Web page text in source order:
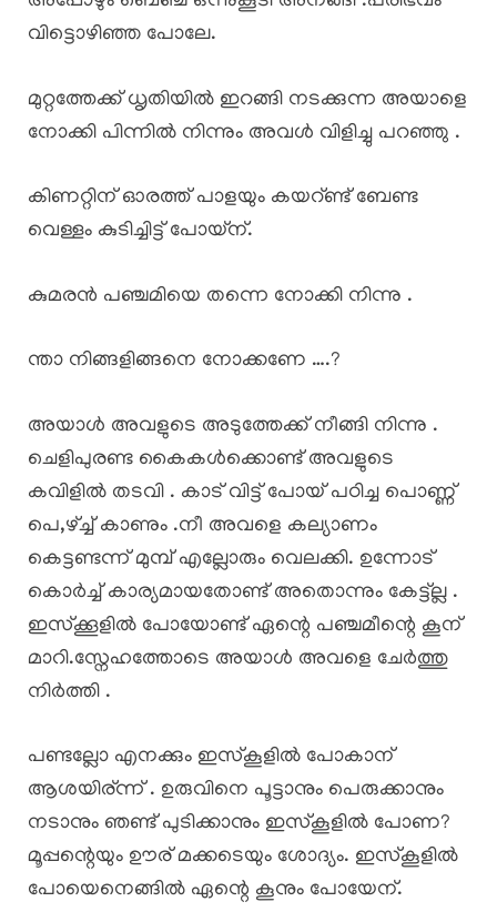
വിട്ടൊഴിഞ്ഞ പോലേ.
മുറ്റത്തേക്ക് ധൃതിയിൽ ഇറങ്ങി നടക്കുന്ന അയാളെ
നോക്കി പിന്നിൽ നിന്നും അവൾ വിളിച്ചു പറഞ്ഞു .
കിണറ്റിന് ഓരത്ത് പാളയും കയറ്ണ്ട് ബേണ്ട
വെള്ളം കുടിച്ചിട്ട് പോയ്ന്.
കുമരൻ പഞ്ചമിയെ തന്നെ നോക്കി നിന്നു .
ന്താ നിങ്ങളിങ്ങനെ നോക്കണേ ….?
അയാൾ അവളുടെ അടുത്തേക്ക് നീങ്ങി നിന്നു .
ചെളിപുരണ്ട കൈകൾക്കൊണ്ട് അവളുടെ
കവിളിൽ തടവി . കാട് വിട്ട് പോയ് പഠിച്ച പൊണ്ണ്
പെ,ഴ്ച്ച് കാണും .നീ അവളെ കല്യാണം
കെട്ടണ്ടന്ന് മുമ്പ് എല്ലോരും വെലക്കി. ഉന്നോട്
കൊർച്ച് കാര്യമായതോണ്ട് അതൊന്നും കേട്ട്ല്ല .
ഇസ്ക്കൂളിൽ പോയോണ്ട് ഏന്റെ പഞ്ചമീന്റെ കൂന്
മാറി.സ്നേഹത്തോടെ അയാൾ അവളെ ചേർത്തു
നിർത്തി .
പണ്ടല്ലോ എനക്കും ഇസ്‌കൂളിൽ പോകാന്
ആശയിര്ന്ന് . ഉരുവിനെ പൂട്ടാനും പെരുക്കാനും
നടാനും ഞണ്ട് പുടിക്കാനും ഇസ്‌കൂളിൽ പോണ?
മൂപ്പന്റെയും ഊര് മക്കടെയും ശോദ്യം. ഇസ്‌കൂളിൽ
പോയെനെങ്ങിൽ ഏന്റെ കൂനും പോയേന്.